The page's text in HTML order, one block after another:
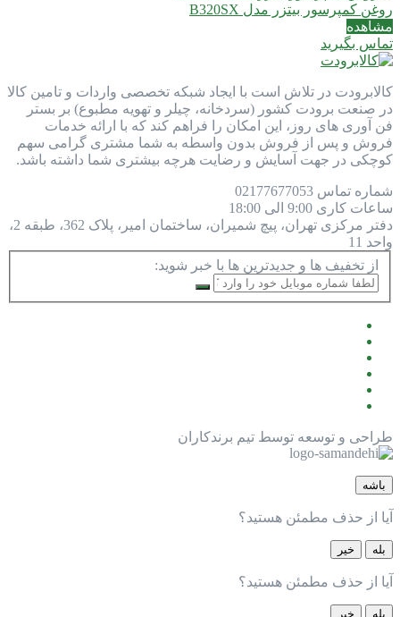
روغن کمپرسور بیتزر مدل B320SX
مشاهده
تماس بگیرید
کالابرودت در تلاش است با ایجاد شبکه تخصصی واردات و تامین کالا
در صنعت برودت کشور (سردخانه، چیلر و تهویه مطبوع) بر بستر
فن آوری های روز، این امکان را فراهم کند که با ارائه خدمات
فروش و پس از فروش بدون واسطه به شما مشتری گرامی سهم
کوچکی در جهت آسایش و رضایت هرچه بیشتری شما داشته باشد.
شماره تماس 021 77677053
ساعات کاری 9:00 الی 18:00
دفتر مرکزی
تهران، پیچ شمیران، ساختمان امیر، پلاک 362، طبقه 2،
واحد 11
از تخفیف ها و جدیدترین ها با خبر شوید:
طراحی و توسعه توسط تیم برندکاران
باشه
آیا از حذف مطمئن هستید؟
بله خیر
آیا از حذف مطمئن هستید؟
بله خیر